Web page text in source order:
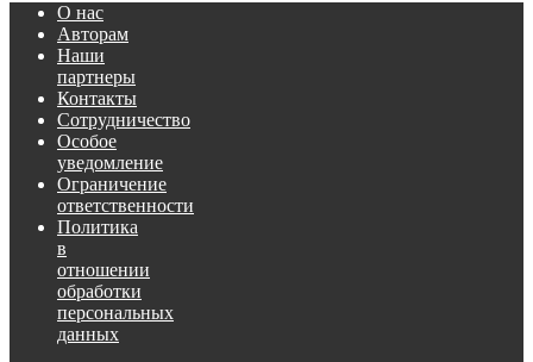
О нас
Авторам
Наши
партнеры
Контакты
Сотрудничество
Особое
уведомление
Ограничение
ответственности
Политика
в
отношении
обработки
персональных
данных